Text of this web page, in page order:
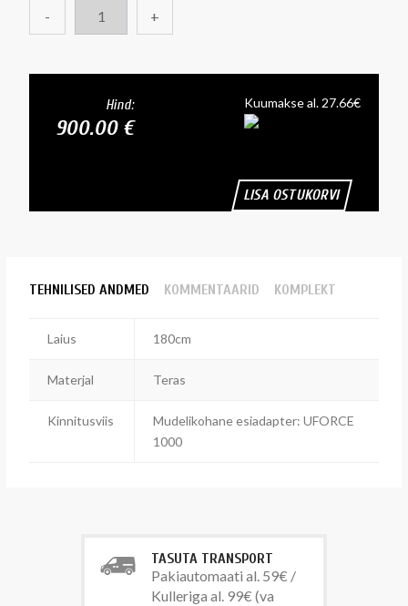
- +
Hind:
900.00 €
Kuumakse al. 27.66€
LISA OSTUKORVI
TEHNILISED ANDMED KOMMENTAARID KOMPLEKT
Laius 180cm
Materjal Teras
Kinnitusviis
Mudelikohane esiadapter: UFORCE
1000
TASUTA TRANSPORT
Pakiautomaati al. 59€ /
Kulleriga al. 99€ (va